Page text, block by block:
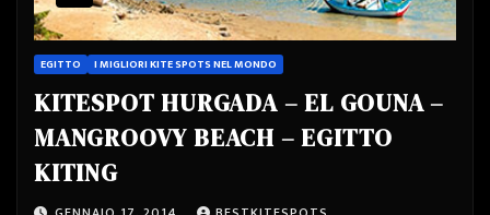
EGITTO I MIGLIORI KITE SPOTS NEL MONDO
KITESPOT HURGADA – EL GOUNA –
MANGROOVY BEACH – EGITTO
KITING